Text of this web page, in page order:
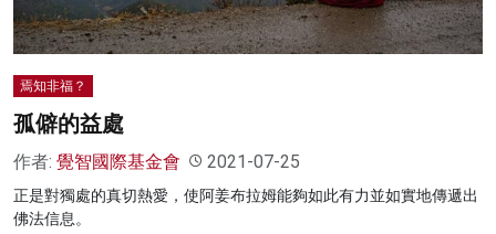
灼見活動
焉知非福？
孤僻的益處
作者: 覺智國際基金會 2021-07-25
正是對獨處的真切熱愛，使阿姜布拉姆能夠如此有力並如實地傳遞出
佛法信息。